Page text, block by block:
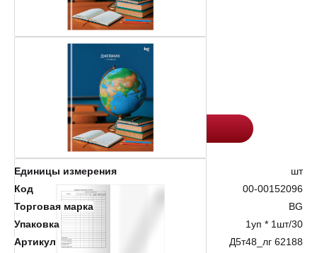
135
Добавить в корзину
Единицы измерения
шт
Код
00-00152096
Торговая марка
BG
Упаковка
1уп * 1шт/30
Артикул
Д5т48_лг 62188